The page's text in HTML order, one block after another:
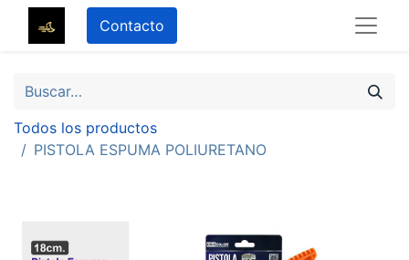
Contacto
Todos los productos
PISTOLA ESPUMA POLIURETANO